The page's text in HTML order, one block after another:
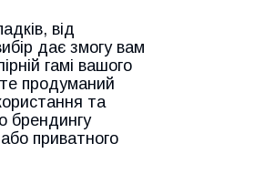
від
дає змогу вам
гамі вашого
продуманий
та
брендингу
приватного